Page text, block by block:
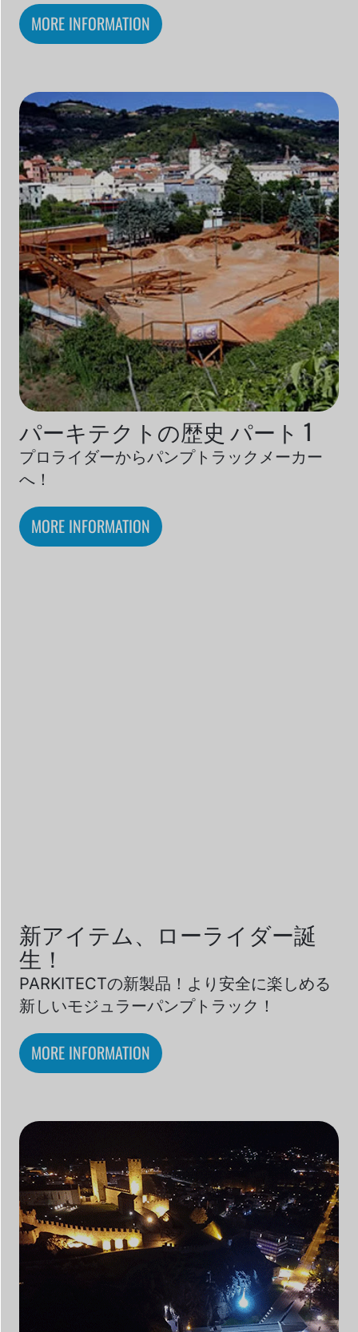
MORE INFORMATION
パーキテクトの歴史 パート 1
プロライダーからパンプトラックメーカー
へ！
MORE INFORMATION
新アイテム、ローライダー誕
生！
PARKITECTの新製品！より安全に楽しめる
新しいモジュラーパンプトラック！
MORE INFORMATION